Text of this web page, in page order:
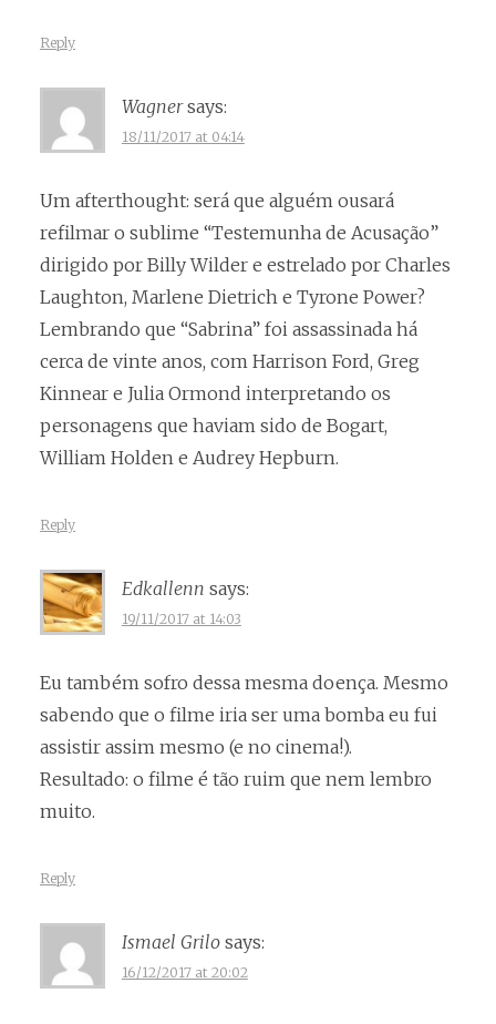
Reply
Wagner says:
18/11/2017 at 04:14
Um afterthought: será que alguém ousará
refilmar o sublime “Testemunha de Acusação”
dirigido por Billy Wilder e estrelado por Charles
Laughton, Marlene Dietrich e Tyrone Power?
Lembrando que “Sabrina” foi assassinada há
cerca de vinte anos, com Harrison Ford, Greg
Kinnear e Julia Ormond interpretando os
personagens que haviam sido de Bogart,
William Holden e Audrey Hepburn.
Reply
Edkallenn says:
19/11/2017 at 14:03
Eu também sofro dessa mesma doença. Mesmo
sabendo que o filme iria ser uma bomba eu fui
assistir assim mesmo (e no cinema!).
Resultado: o filme é tão ruim que nem lembro
muito.
Reply
Ismael Grilo says:
16/12/2017 at 20:02